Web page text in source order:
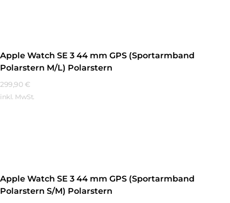
Apple Watch SE 3 44 mm GPS (Sportarmband
Polarstern M/L) Polarstern
299,90 €
inkl. MwSt.
Apple Watch SE 3 44 mm GPS (Sportarmband
Polarstern S/M) Polarstern